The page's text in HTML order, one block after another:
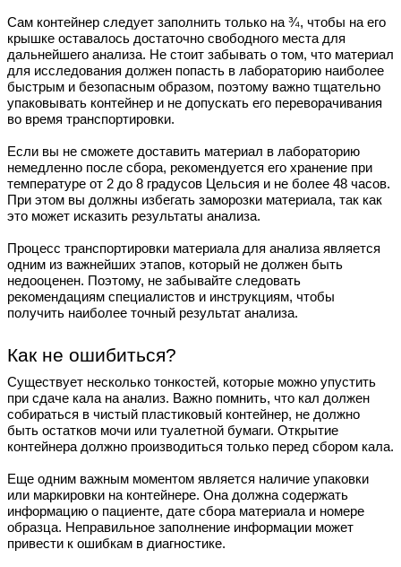
Сам контейнер следует заполнить только на ¾, чтобы на его
крышке оставалось достаточно свободного места для
дальнейшего анализа. Не стоит забывать о том, что материал
для исследования должен попасть в лабораторию наиболее
быстрым и безопасным образом, поэтому важно тщательно
упаковывать контейнер и не допускать его переворачивания
во время транспортировки.
Если вы не сможете доставить материал в лабораторию
немедленно после сбора, рекомендуется его хранение при
температуре от 2 до 8 градусов Цельсия и не более 48 часов.
При этом вы должны избегать заморозки материала, так как
это может исказить результаты анализа.
Процесс транспортировки материала для анализа является
одним из важнейших этапов, который не должен быть
недооценен. Поэтому, не забывайте следовать
рекомендациям специалистов и инструкциям, чтобы
получить наиболее точный результат анализа.
Как не ошибиться?
Существует несколько тонкостей, которые можно упустить
при сдаче кала на анализ. Важно помнить, что кал должен
собираться в чистый пластиковый контейнер, не должно
быть остатков мочи или туалетной бумаги. Открытие
контейнера должно производиться только перед сбором кала.
Еще одним важным моментом является наличие упаковки
или маркировки на контейнере. Она должна содержать
информацию о пациенте, дате сбора материала и номере
образца. Неправильное заполнение информации может
привести к ошибкам в диагностике.